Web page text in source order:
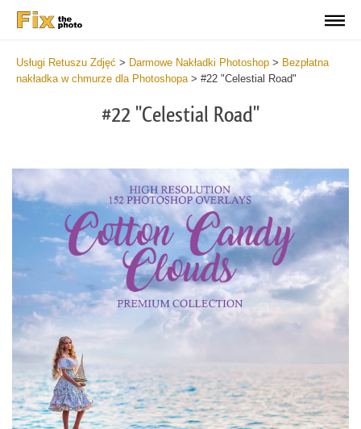
Usługi Retuszu Zdjęć > Darmowe Nakładki Photoshop > Bezpłatna
nakładka w chmurze dla Photoshopa> #22 "Celestial Road"
#22 "Celestial Road"
Proszę wybrać
Free Cloud Overlay #22